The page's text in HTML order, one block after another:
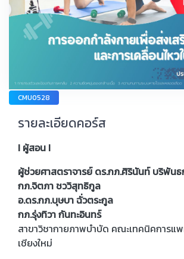
CMU0528
รายละเอียดคอร์ส
I ผู้สอน I
ผู้ช่วยศาสตราจารย์ ดร.กภ.ศิรินันท์ บริพัน
กภ.จิตภา ชววิสุทธิกูล
อ.ดร.กภ.บุษบา ฉั่วตระกูล
กภ.รุ่งทิวา กันทะอินทร์
สาขาวิชากายภาพบำบัด คณะเทคนิคการแ
เชียงใหม่